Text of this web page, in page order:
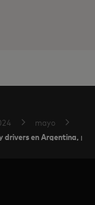
mayo
drivers en Argentina,